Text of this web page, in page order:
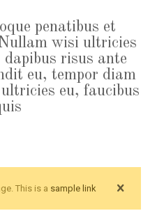
penatibus et
wisi ultricies
risus ante
eu, tempor diam
eu, faucibus
This is a sample link